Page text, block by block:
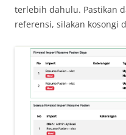
terlebih dahulu. Pastikan
referensi, silakan kosongi